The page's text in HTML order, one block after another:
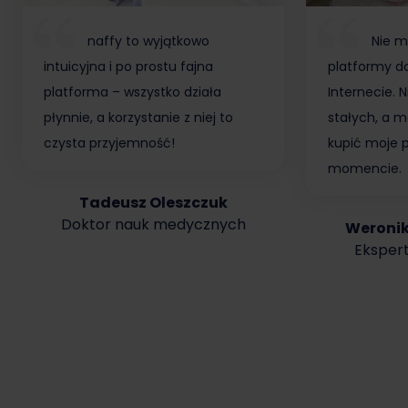
naffy to wyjątkowo
intuicyjna i po prostu fajna
platforma – wszystko działa
płynnie, a korzystanie z niej to
czysta przyjemność!
Tadeusz Oleszczuk
Doktor nauk medycznych
Nie
platformy
Internecie.
stałych, a
kupić moje
momencie.